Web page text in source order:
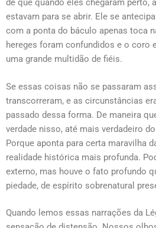
de que quando eles chegaram perto,
estavam para se abrir. Ele se
com a ponta do báculo apenas toca
hereges foram confundidos e o coro
uma grande multidão de fiéis.
Se essas coisas não se passaram
transcorreram, e as circunstâncias
passado dessa forma. De maneira
verdade nisso, até mais verdadeiro
Porque aponta para certa maravilha
realidade histórica mais profunda.
externo, mas houve o fato profundo
piedade, de espírito sobrenatural
Quando lemos essas narrações da